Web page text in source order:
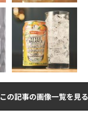
この記事の画像一覧を見る